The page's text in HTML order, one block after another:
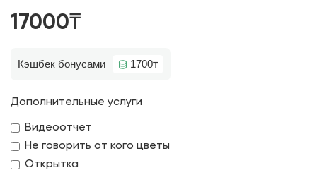
17000₸
Кэшбек бонусами 1700₸
Дополнительные услуги
Видеоотчет
Не говорить от кого цветы
Открытка